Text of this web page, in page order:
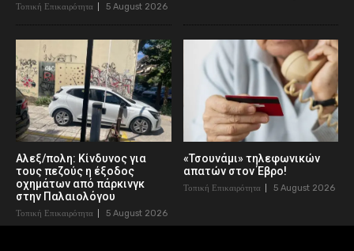
Τοπική Επικαιρότητα 5 August 2026
Αλεξ/πολη: Κίνδυνος για
τους πεζούς η έξοδος
οχημάτων από πάρκινγκ
στην Παλαιολόγου
Τοπική Επικαιρότητα 5 August 2026
«Τσουνάμι» τηλεφωνικών
απατών στον Έβρο!
Τοπική Επικαιρότητα 5 August 2026